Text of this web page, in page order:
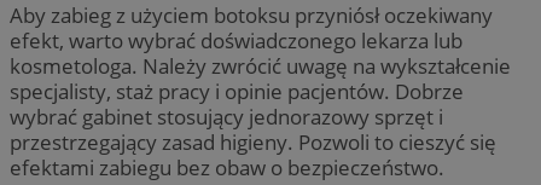
Aby zabieg z użyciem botoksu przyniósł oczekiwany
efekt, warto wybrać doświadczonego lekarza lub
kosmetologa. Należy zwrócić uwagę na wykształcenie
specjalisty, staż pracy i opinie pacjentów. Dobrze
wybrać gabinet stosujący jednorazowy sprzęt i
przestrzegający zasad higieny. Pozwoli to cieszyć się
efektami zabiegu bez obaw o bezpieczeństwo.